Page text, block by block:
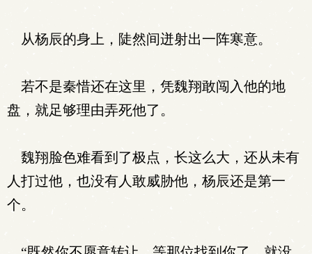
从杨辰的身上，陡然间迸射出一阵寒意。
若不是秦惜还在这里，凭魏翔敢闯入他的地
盘，就足够理由弄死他了。
魏翔脸色难看到了极点，长这么大，还从未有
人打过他，也没有人敢威胁他，杨辰还是第一
个。